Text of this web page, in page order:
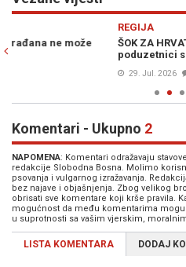
ŠOK ZA HRVATSKI TURIZAM:
poduzetnici spremaju proteste
Komentari - Ukupno 2
NAPOMENA: Komentari odražavaju
redakcije Slobodna Bosna. Molimo
psovanja i vulgarnog izražavanja.
bez najave i objašnjenja. Zbog velikog
obrisati sve komentare koji krše pravila.
mogućnost da među komentarima
u suprotnosti sa vašim vjerskim,
LISTA KOMENTARA DODAJ